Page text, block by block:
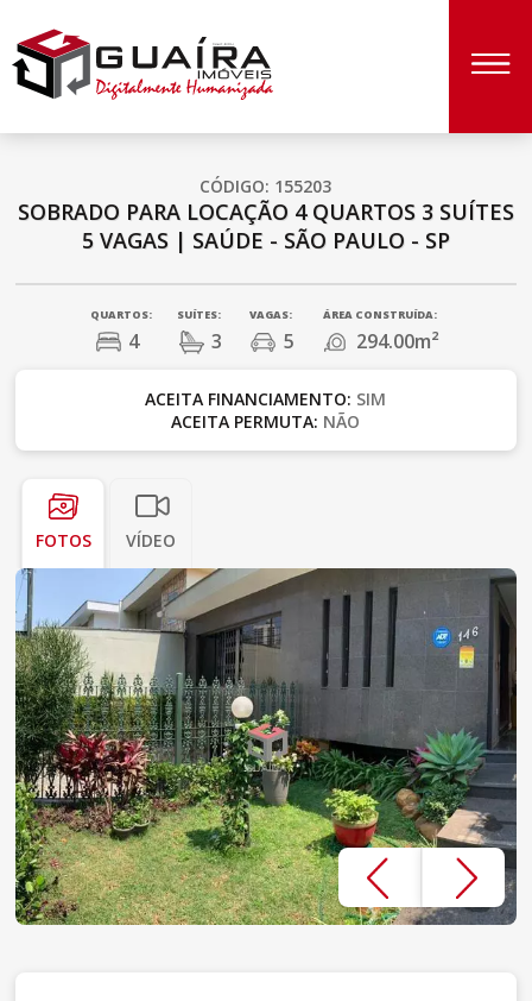
CÓDIGO: 155203
SOBRADO PARA LOCAÇÃO 4 QUARTOS 3 SUÍTES
5 VAGAS| SAÚDE - SÃO PAULO - SP
QUARTOS:
4
SUÍTES:
3
VAGAS:
5
ÁREA CONSTRUÍDA:
294.00m²
ACEITA FINANCIAMENTO: SIM
ACEITA PERMUTA: NÃO
FOTOS VÍDEO